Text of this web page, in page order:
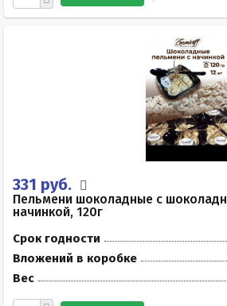
331 руб.
Пельмени шоколадные с
начинкой, 120г
Срок годности
Вложений в коробке
Вес